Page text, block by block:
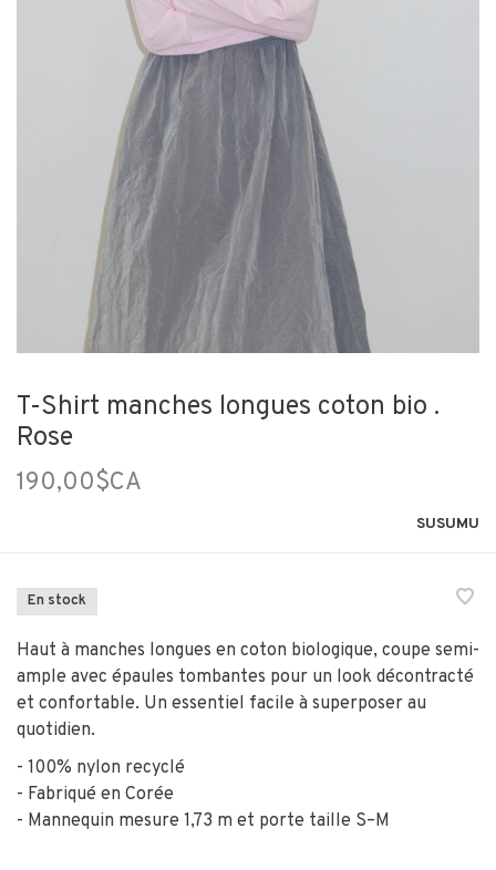
T-Shirt manches longues coton bio .
Rose
190,00$CA
SUSUMU
En stock
Haut à manches longues en coton biologique, coupe semi-
ample avec épaules tombantes pour un look décontracté
et confortable. Un essentiel facile à superposer au
quotidien.
- 100% nylon recyclé
- Fabriqué en Corée
- Mannequin mesure 1,73 m et porte taille S–M